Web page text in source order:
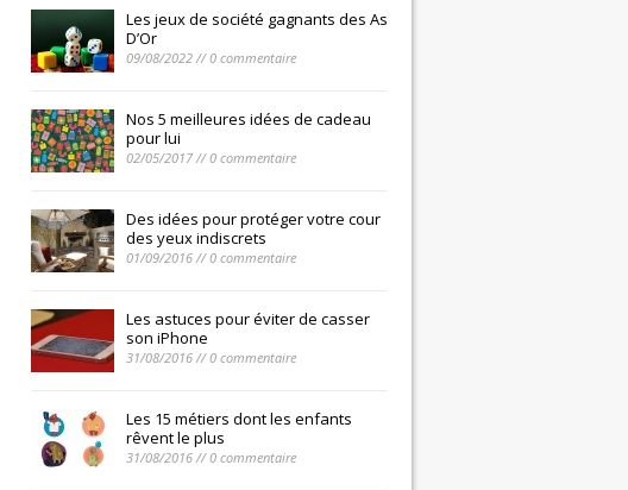
Les jeux de société gagnants des As
D’Or
09/08/2022 // 0 commentaire
Nos 5 meilleures idées de cadeau
pour lui
02/05/2017 // 0 commentaire
Des idées pour protéger votre cour
des yeux indiscrets
01/09/2016 // 0 commentaire
Les astuces pour éviter de casser
son iPhone
31/08/2016 // 0 commentaire
Les 15 métiers dont les enfants
rêvent le plus
31/08/2016 // 0 commentaire